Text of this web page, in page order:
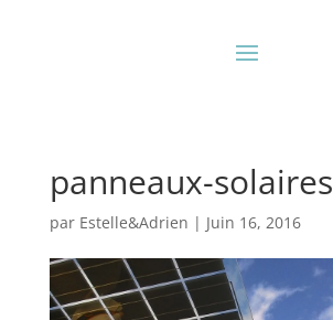
panneaux-solaires
par Estelle&Adrien | Juin 16, 2016